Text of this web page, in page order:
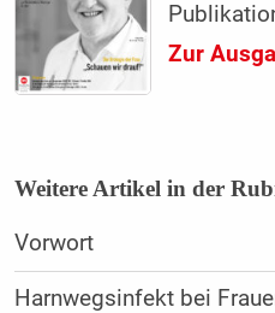
Zur
Weitere Artikel in der
Vorwort
Harnwegsinfekt bei